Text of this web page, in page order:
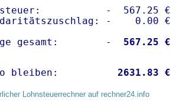
-  567.25 €
-    0.00 €
gesamt:        -
  567.25 €
bleiben: 2631.83 €
Lohnsteuerrechner auf rechner24.info